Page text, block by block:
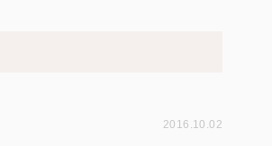
2016.10.02